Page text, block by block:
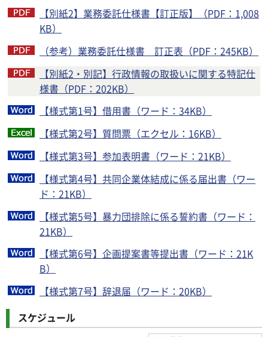
【別紙2】業務委託仕様書【訂正版】（PDF：1,008
KB）
（参考）業務委託仕様書 訂正表（PDF：245KB）
【別紙2・別記】行政情報の取扱いに関する特記仕
様書（PDF：202KB）
【様式第1号】借用書（ワード：34KB）
【様式第2号】質問票（エクセル：16KB）
【様式第3号】参加表明書（ワード：21KB）
【様式第4号】共同企業体結成に係る届出書（ワー
ド：21KB）
【様式第5号】暴力団排除に係る誓約書（ワード：
21KB）
【様式第6号】企画提案書等提出書（ワード：21K
B）
【様式第7号】辞退届（ワード：20KB）
スケジュール